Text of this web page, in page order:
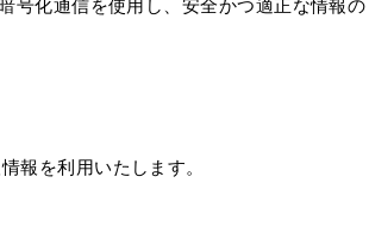
号化通信を使用し、安全かつ適正な情報の
報を利用いたします。